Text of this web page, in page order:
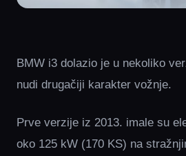
BMW i3 dolazio je u nekoliko
nudi drugačiji karakter vožnje.
Prve verzije iz 2013. imale su
oko 125 kW (170 KS) na